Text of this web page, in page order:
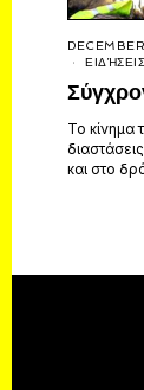
ΕΙΔΉΣΕΙΣ
Το κίνημα
και στο